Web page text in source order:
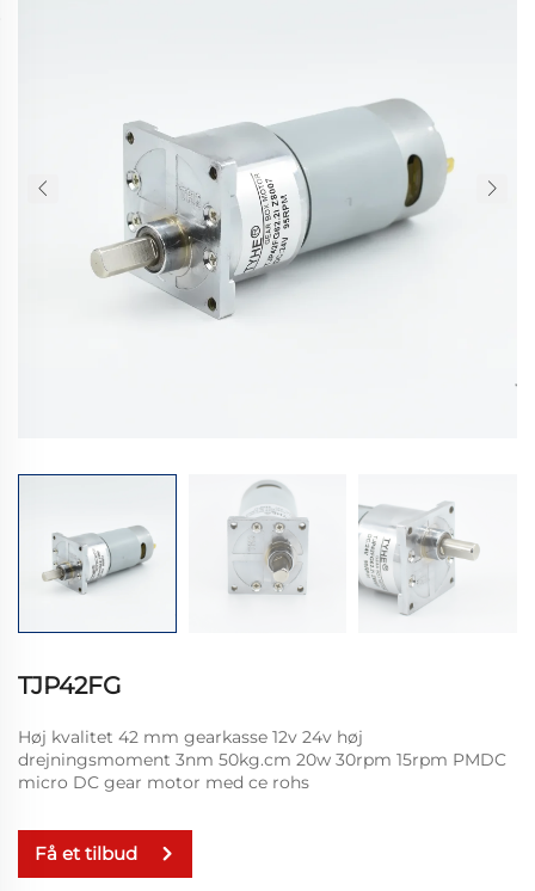
TJP42FG
Høj kvalitet 42 mm gearkasse 12v 24v høj
drejningsmoment 3nm 50kg.cm 20w 30rpm 15rpm PMDC
micro DC gear motor med ce rohs
Få et tilbud